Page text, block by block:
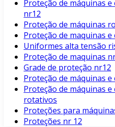
Proteção de máquinas
nr12
Proteção de máquinas
Proteção de maquinas
Uniformes alta tensão
Proteção de maquinas
Grade de proteção nr12
Proteção de máquinas
Proteção de máquinas
rotativos
Proteções para
Proteções nr 12